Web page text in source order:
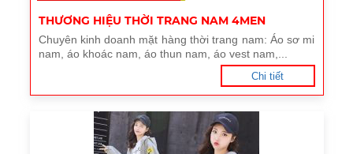
THƯƠNG HIỆU THỜI TRANG NAM 4MEN
Chuyên kinh doanh mặt hàng thời trang nam: Áo sơ mi
nam, áo khoác nam, áo thun nam, áo vest nam,...
Chi tiết